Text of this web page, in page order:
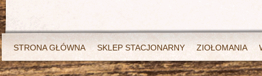
STRONA GŁÓWNA SKLEP STACJONARNY ZIOŁOMANIA